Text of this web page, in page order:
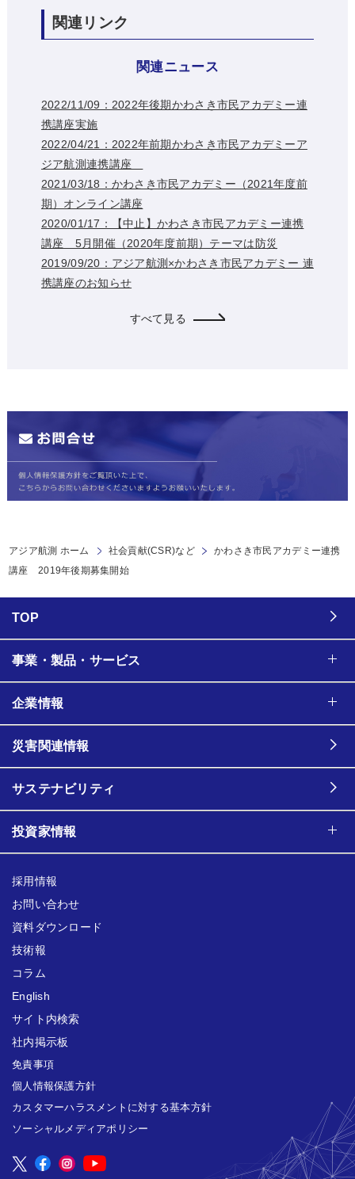
関連リンク
関連ニュース
2022/11/09：2022年後期かわさき市民アカデミー連
携講座実施
2022/04/21：2022年前期かわさき市民アカデミーア
ジア航測連携講座
2021/03/18：かわさき市民アカデミー（2021年度前
期）オンライン講座
2020/01/17：【中止】かわさき市民アカデミー連携
講座 5月開催（2020年度前期）テーマは防災
2019/09/20：アジア航測×かわさき市民アカデミー 連
携講座のお知らせ
すべて見る
アジア航測 ホーム 社会貢献(CSR)など
かわさき市民アカデミー連携
講座 2019年後期募集開始
TOP
事業・製品・サービス
企業情報
災害関連情報
サステナビリティ
投資家情報
採用情報
お問い合わせ
資料ダウンロード
技術報
コラム
English
サイト内検索
社内掲示板
免責事項
個人情報保護方針
カスタマーハラスメントに対する基本方針
ソーシャルメディアポリシー